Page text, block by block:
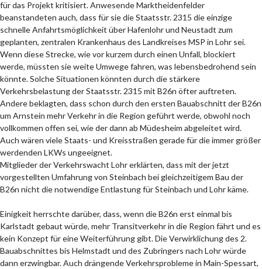
für das Projekt kritisiert. Anwesende Marktheidenfelder
beanstandeten auch, dass für sie die Staatsstr. 2315 die einzige
schnelle Anfahrtsmöglichkeit über Hafenlohr und Neustadt zum
geplanten, zentralen Krankenhaus des Landkreises MSP in Lohr sei.
Wenn diese Strecke, wie vor kurzem durch einen Unfall, blockiert
werde, müssten sie weite Umwege fahren, was lebensbedrohend sein
könnte. Solche Situationen könnten durch die stärkere
Verkehrsbelastung der Staatsstr. 2315 mit B26n öfter auftreten.
Andere beklagten, dass schon durch den ersten Bauabschnitt der B26n
um Arnstein mehr Verkehr in die Region geführt werde, obwohl noch
vollkommen offen sei, wie der dann ab Müdesheim abgeleitet wird.
Auch wären viele Staats- und Kreisstraßen gerade für die immer größer
werdenden LKWs ungeeignet.
Mitglieder der Verkehrswacht Lohr erklärten, dass mit der jetzt
vorgestellten Umfahrung von Steinbach bei gleichzeitigem Bau der
B26n nicht die notwendige Entlastung für Steinbach und Lohr käme.
Einigkeit herrschte darüber, dass, wenn die B26n erst einmal bis
Karlstadt gebaut würde, mehr Transitverkehr in die Region fährt und es
kein Konzept für eine Weiterführung gibt. Die Verwirklichung des 2.
Bauabschnittes bis Helmstadt und des Zubringers nach Lohr würde
dann erzwingbar. Auch drängende Verkehrsprobleme in Main-Spessart,